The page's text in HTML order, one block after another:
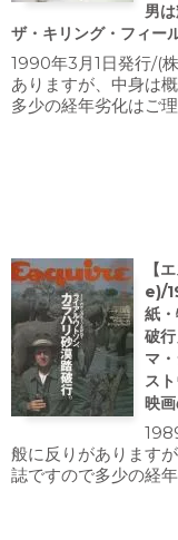
男
ザ・キリング・フィー
1990年3月1日発行/(
ありますが、中身は
多少の経年劣化はご
【
e)/
紙
破
マ
ス
映
般に反りがあります
誌ですので多少の経